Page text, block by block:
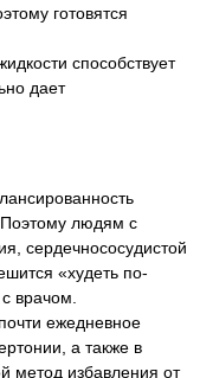
готовятся
способствует
дает
людям с
сердечнососудистой
«худеть по-
врачом.
ежедневное
а также в
метод избавления от